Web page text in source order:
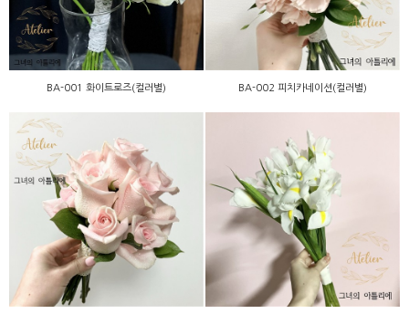
BA-001 화이트로즈(컬러별) BA-002 피치카네이션(컬러별)
BB-018 핑크로즈(컬러별) BA-006 아이리스